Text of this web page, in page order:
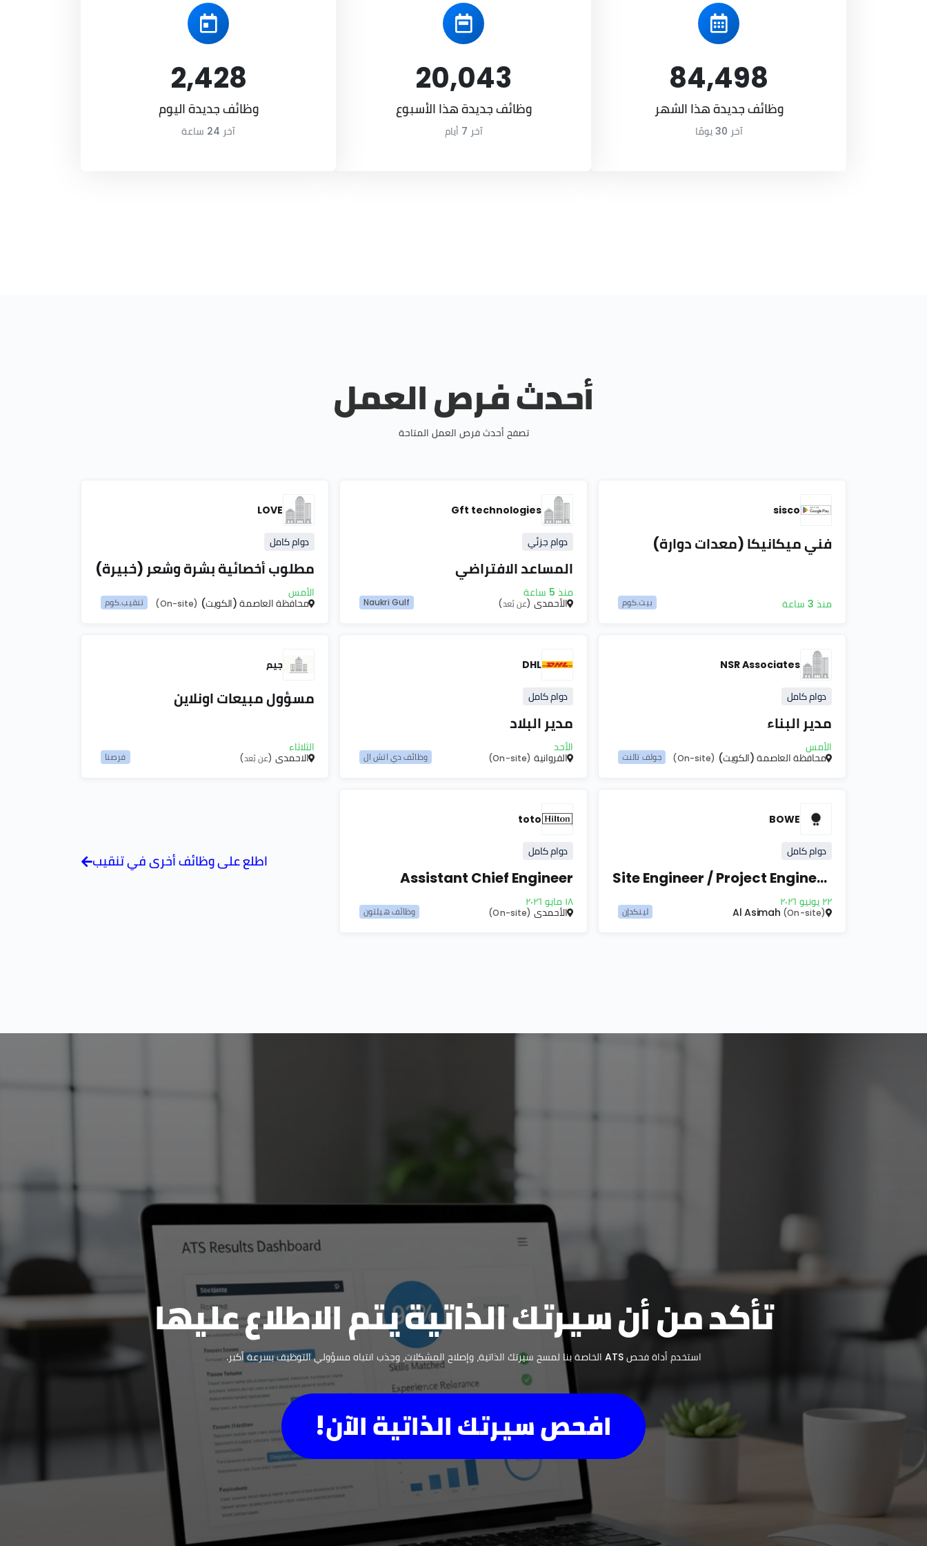
84,498
وظائف جديدة هذا الشهر
آخر 30 يومًا
20,043
وظائف جديدة هذا الأسبوع
آخر 7 أيام
2,428
وظائف جديدة اليوم
آخر 24 ساعة
أحدث فرص العمل
تصفح أحدث فرص العمل المتاحة
sisco
فني ميكانيكا (معدات دوارة)
منذ 3 ساعة بيت.كوم
Gft technologies
دوام جزئي
المساعد الافتراضي
منذ 5 ساعة
الأحمدي (عن بُعد) Naukri Gulf
LOVE
دوام كامل
مطلوب أخصائية بشرة وشعر (خبيرة)
الأمس
محافظة العاصمة (الكويت) (On-site) تنقيب.كوم
NSR Associates
دوام كامل
مدير البناء
الأمس
محافظة العاصمة (الكويت) (On-site) جولف تالنت
DHL
دوام كامل
مدير البلاد
الأحد
الفروانية (On-site) وظائف دي اتش ال
جيم
مسؤول مبيعات اونلاين
الثلاثاء
الاحمدي (عن بُعد) فرصنا
BOWE
دوام كامل
Site Engineer / Project Engineer – Fit-Out
٢٢ يونيو ٢٠٢٦
Al Asimah (On-site) لينكدإن
toto
دوام كامل
Assistant Chief Engineer
١٨ مايو ٢٠٢٦
الأحمدي (On-site) وظائف هيلتون
اطلع على وظائف أخرى في تنقيب
تأكد من أن سيرتك الذاتية يتم الاطلاع عليها
استخدم أداة فحص ATS الخاصة بنا لمسح سيرتك الذاتية، وإصلاح المشكلات، وجذب انتباه مسؤولي التوظيف بسرعة أكبر.
افحص سيرتك الذاتية الآن!